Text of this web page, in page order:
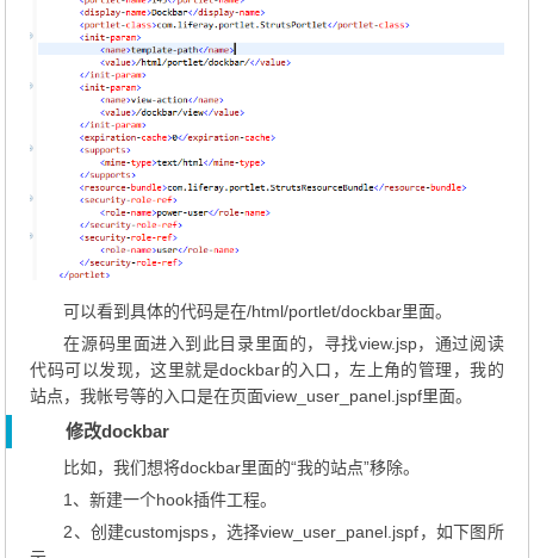
可以看到具体的代码是在/html/portlet/dockbar里面。
在源码里面进入到此目录里面的，寻找view.jsp，通过阅读
代码可以发现，这里就是dockbar的入口，左上角的管理，我的
站点，我帐号等的入口是在页面view_user_panel.jspf里面。
修改dockbar
比如，我们想将dockbar里面的“我的站点”移除。
1、新建一个hook插件工程。
2、创建customjsps，选择view_user_panel.jspf，如下图所